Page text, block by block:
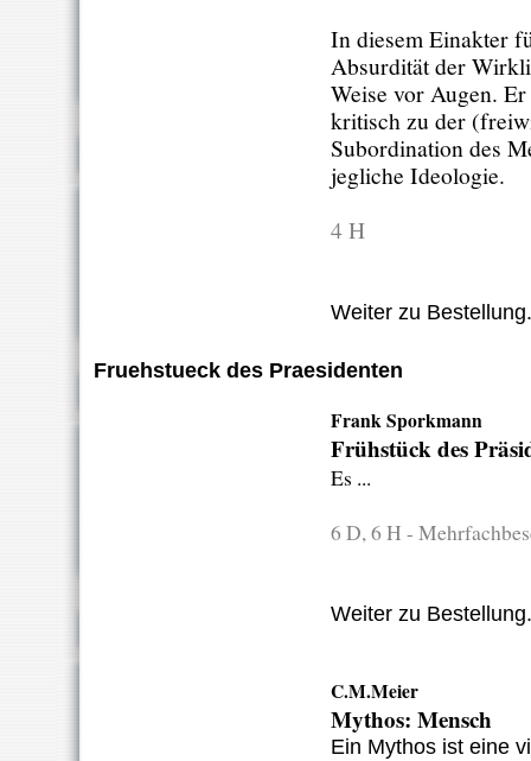
In diesem Einakter
Absurdität der
Weise vor Augen.
kritisch zu der
Subordination des
jegliche Ideologie.
4 H
Weiter zu
Fruehstueck des Praesidenten
Frank Sporkmann
Frühstück des
Es ...
6 D, 6 H -
Weiter zu
C.M.Meier
Mythos: Mensch
Ein Mythos ist eine